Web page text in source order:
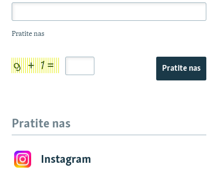
Pratite nas
Pratite nas
Pratite nas
Instagram